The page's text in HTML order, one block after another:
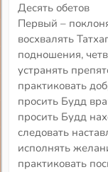
Десять обетов
Первый –
восхвалять
подношения,
устранять
практиковать
просить Будд
просить Будд
следовать
исполнять
практиковать